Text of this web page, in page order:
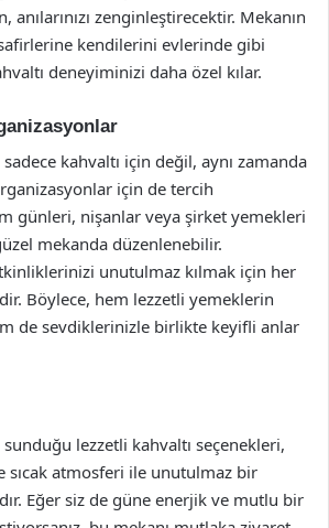
anılarınızı zenginleştirecektir. Mekanın
kendilerini evlerinde gibi
deneyiminizi daha özel kılar.
kahvaltı için değil, aynı zamanda
için de tercih
günleri, nişanlar veya şirket yemekleri
mekanda düzenlenebilir.
unutulmaz kılmak için her
Böylece, hem lezzetli yemeklerin
de sevdiklerinizle birlikte keyifli anlar
lezzetli kahvaltı seçenekleri,
sıcak atmosferi ile unutulmaz bir
Eğer siz de güne enerjik ve mutlu bir